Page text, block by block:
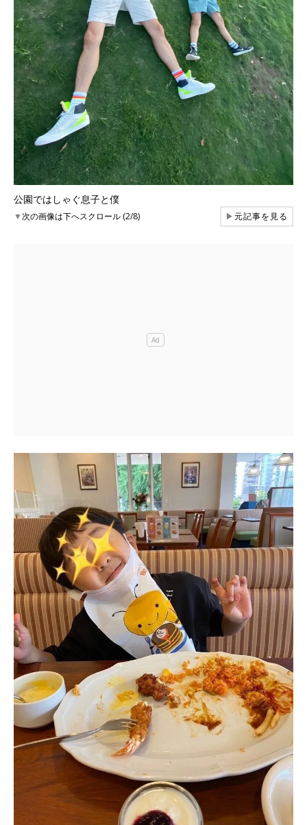
公園ではしゃぐ息子と僕
▼次の画像は下へスクロール (2/8) ▶元記事を見る